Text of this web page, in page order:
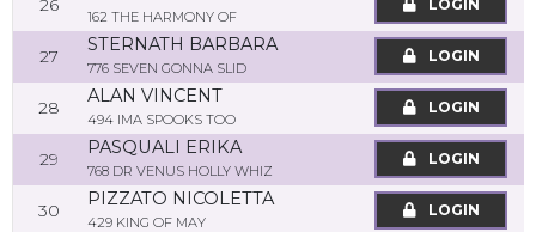
26
162 THE HARMONY OF
LOGIN
27
STERNATH BARBARA
776 SEVEN GONNA SLID
LOGIN
28
ALAN VINCENT
494 IMA SPOOKS TOO
LOGIN
29
PASQUALI ERIKA
768 DR VENUS HOLLY WHIZ
LOGIN
30
PIZZATO NICOLETTA
429 KING OF MAY
LOGIN